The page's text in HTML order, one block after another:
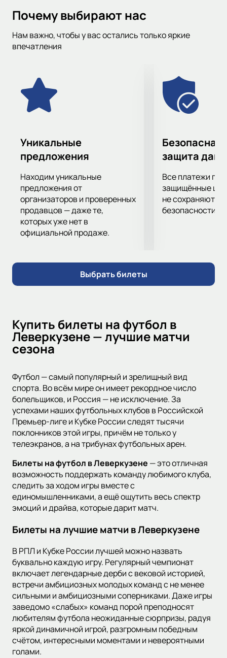
команд и не пропустить важные игры. Для удобства, вы
также можете фильтровать события по дате, городу, месту
проведения и турниру.
Почему выбирают нас
Нам важно, чтобы у вас остались только яркие
впечатления
Уникальные
предложения
Находим уникальные
предложения от
организаторов и проверенных
продавцов — даже те,
которых уже нет в
официальной продаже.
Безопасная
защита
Все платежи
защищённые
не сохраняются
безопасности.
Выбрать билеты
Купить билеты на футбол в
Леверкузене — лучшие матчи
сезона
Футбол — самый популярный и зрелищный вид
спорта. Во всём мире он имеет рекордное число
болельщиков, и Россия — не исключение. За
успехами наших футбольных клубов в Российской
Премьер-лиге и Кубке России следят тысячи
поклонников этой игры, причём не только у
телеэкранов, а на трибунах футбольных арен.
Билеты на футбол в Леверкузене — это отличная
возможность поддержать команду любимого клуба,
следить за ходом игры вместе с
единомышленниками, а ещё ощутить весь спектр
эмоций и драйва, которые дарит матч.
Билеты на лучшие матчи в Леверкузене
В РПЛ и Кубке России лучшей можно назвать
буквально каждую игру. Регулярный чемпионат
включает легендарные дерби с вековой историей,
встречи амбициозных молодых команд с не менее
сильными и амбициозными соперниками. Даже игры
заведомо «слабых» команд порой преподносят
любителям футбола неожиданные сюрпризы, радуя
яркой динамичной игрой, разгромным победным
счётом, интересными моментами и невероятными
голами.